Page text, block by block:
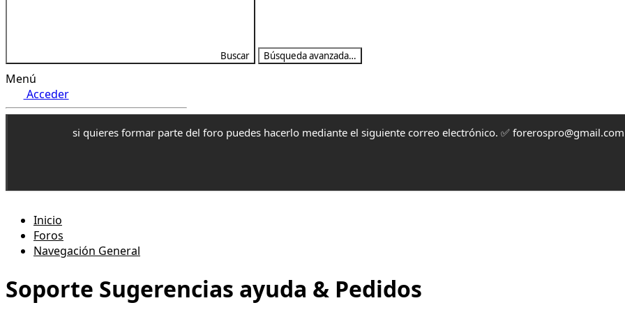
Buscar Búsqueda avanzada…
Menú
Acceder
si quieres formar parte del foro puedes hacerlo mediante el siguiente correo electrónico. ✅ forerospro@gmail.com
Inicio
Foros
Navegación General
Soporte Sugerencias ayuda & Pedidos